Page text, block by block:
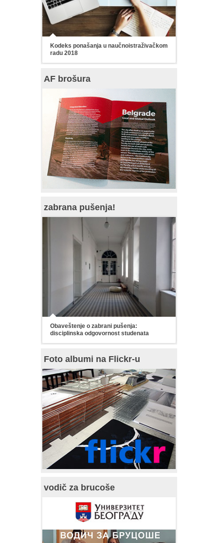
Kodeks ponašanja u naučnoistraživačkom
radu 2018
AF brošura
zabrana pušenja!
Obaveštenje o zabrani pušenja:
disciplinska odgovornost studenata
Foto albumi na Flickr-u
vodič za brucoše